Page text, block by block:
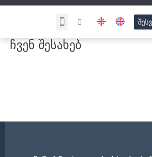
Skip
MenuSearch
ჩვენ შესახებ